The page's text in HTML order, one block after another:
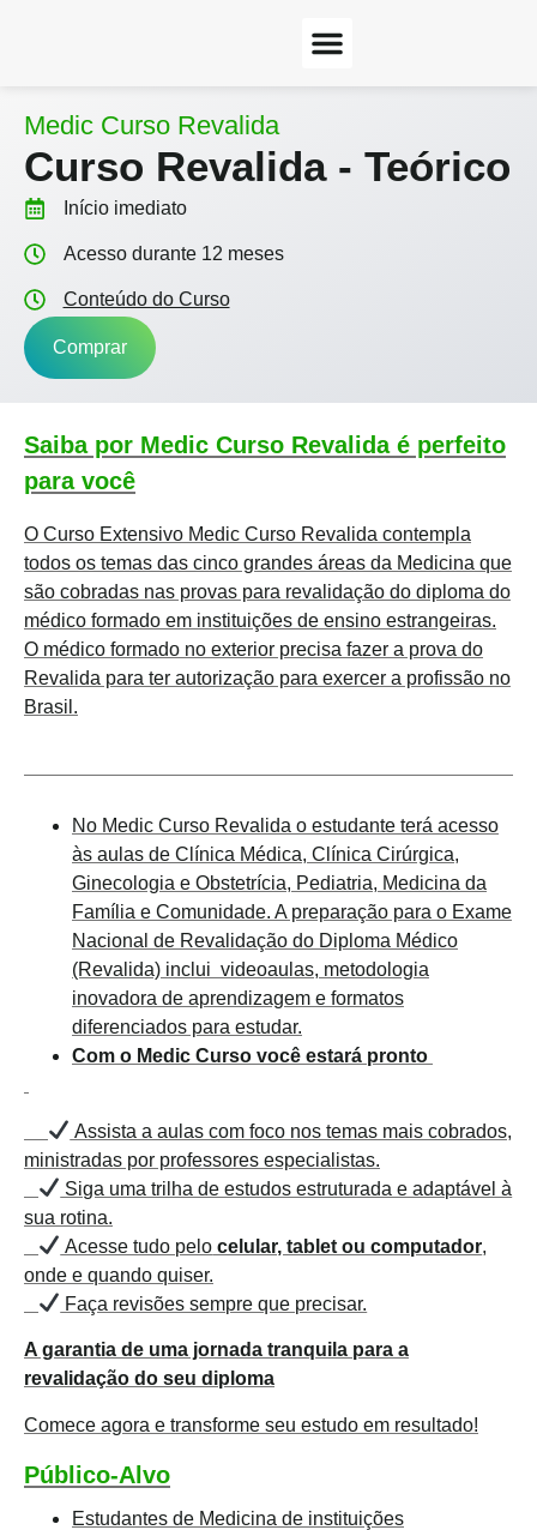
Medic Curso Revalida
Curso Revalida - Teórico
Início imediato
Acesso durante 12 meses
Conteúdo do Curso
Comprar
Saiba por Medic Curso Revalida é perfeito
para você
O Curso Extensivo Medic Curso Revalida contempla
todos os temas das cinco grandes áreas da Medicina que
são cobradas nas provas para revalidação do diploma do
médico formado em instituições de ensino estrangeiras.
O médico formado no exterior precisa fazer a prova do
Revalida para ter autorização para exercer a profissão no
Brasil.
No Medic Curso Revalida o estudante terá acesso
às aulas de Clínica Médica, Clínica Cirúrgica,
Ginecologia e Obstetrícia, Pediatria, Medicina da
Família e Comunidade. A preparação para o Exame
Nacional de Revalidação do Diploma Médico
(Revalida) inclui videoaulas, metodologia
inovadora de aprendizagem e formatos
diferenciados para estudar.
Com o Medic Curso você estará pronto
Assista a aulas com foco nos temas mais cobrados,
ministradas por professores especialistas.
Siga uma trilha de estudos estruturada e adaptável à
sua rotina.
Acesse tudo pelo celular, tablet ou computador,
onde e quando quiser.
Faça revisões sempre que precisar.
A garantia de uma jornada tranquila para a
revalidação do seu diploma
Comece agora e transforme seu estudo em resultado!
Público-Alvo
Estudantes de Medicina de instituições